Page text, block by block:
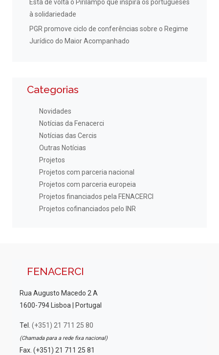
Está de volta o Pirilampo que inspira os portugueses
à solidariedade
PGR promove ciclo de conferências sobre o Regime
Jurídico do Maior Acompanhado
Categorias
Novidades
Notícias da Fenacerci
Notícias das Cercis
Outras Notícias
Projetos
Projetos com parceria nacional
Projetos com parceria europeia
Projetos financiados pela FENACERCI
Projetos cofinanciados pelo INR
FENACERCI
Rua Augusto Macedo 2 A
1600-794 Lisboa | Portugal
Tel. (+351) 21 711 25 80
(Chamada para a rede fixa nacional)
Fax. (+351) 21 711 25 81